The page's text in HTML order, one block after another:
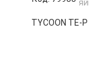
TYCOON